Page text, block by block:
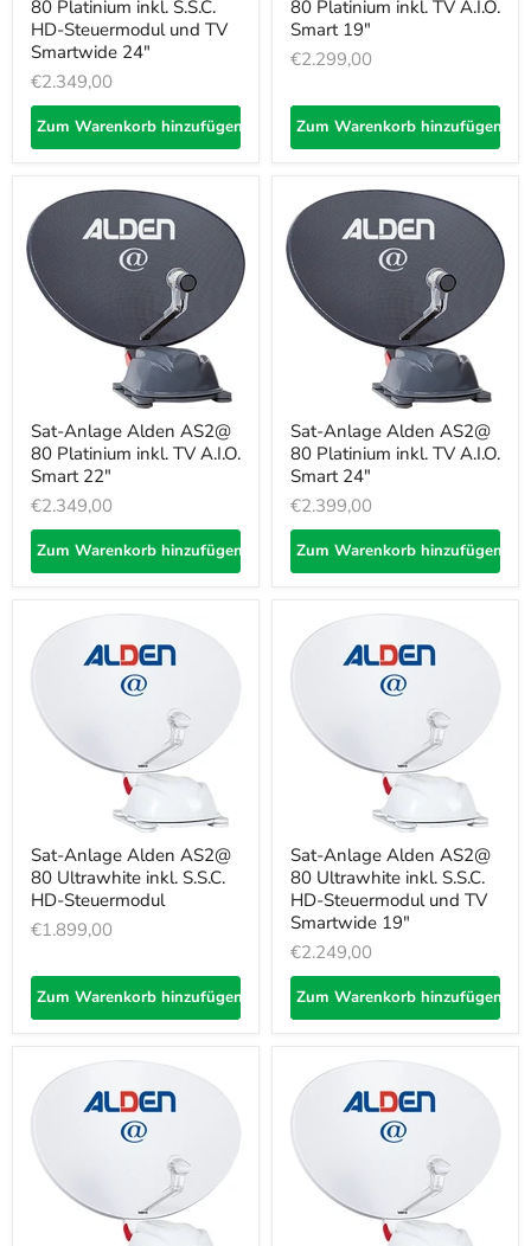
80 Platinium inkl. S.S.C.
HD-Steuermodul und TV
Smartwide 24"
€2.349,00
Zum Warenkorb hinzufügen
80 Platinium inkl. TV A.I.O.
Smart 19"
€2.299,00
Zum Warenkorb hinzufügen
Sat-Anlage Alden AS2@
80 Platinium inkl. TV A.I.O.
Smart 22"
€2.349,00
Zum Warenkorb hinzufügen
Sat-Anlage Alden AS2@
80 Platinium inkl. TV A.I.O.
Smart 24"
€2.399,00
Zum Warenkorb hinzufügen
Sat-Anlage Alden AS2@
80 Ultrawhite inkl. S.S.C.
HD-Steuermodul
€1.899,00
Zum Warenkorb hinzufügen
Sat-Anlage Alden AS2@
80 Ultrawhite inkl. S.S.C.
HD-Steuermodul und TV
Smartwide 19"
€2.249,00
Zum Warenkorb hinzufügen